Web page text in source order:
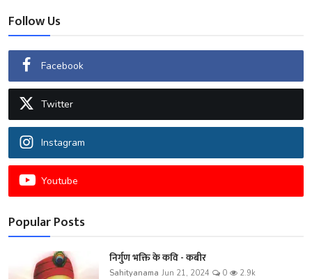
Follow Us
Facebook
Twitter
Instagram
Youtube
Popular Posts
निर्गुण भक्ति के कवि - कबीर
Sahityanama Jun 21, 2024 0 2.9k